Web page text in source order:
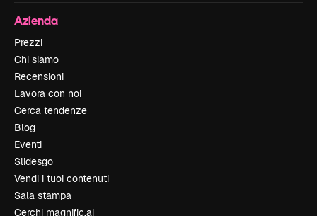
Azienda
Prezzi
Chi siamo
Recensioni
Lavora con noi
Cerca tendenze
Blog
Eventi
Slidesgo
Vendi i tuoi contenuti
Sala stampa
Cerchi magnific.ai